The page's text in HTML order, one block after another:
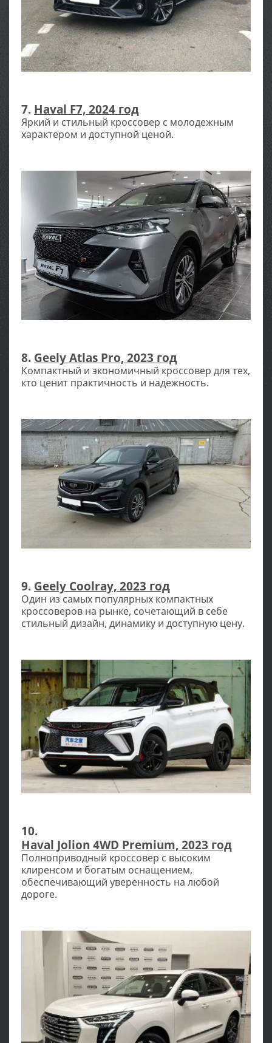
7. Haval F7, 2024 год
Яркий и стильный кроссовер с молодежным
характером и доступной ценой.
8. Geely Atlas Pro, 2023 год
Компактный и экономичный кроссовер для тех,
кто ценит практичность и надежность.
9. Geely Coolray, 2023 год
Один из самых популярных компактных
кроссоверов на рынке, сочетающий в себе
стильный дизайн, динамику и доступную цену.
10.
Haval Jolion 4WD Premium, 2023 год
Полноприводный кроссовер с высоким
клиренсом и богатым оснащением,
обеспечивающий уверенность на любой
дороге.